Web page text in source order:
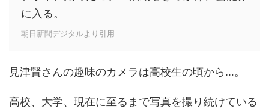
に入る。
朝日新聞デジタルより引用
見津賢さんの趣味のカメラは高校生の頃から…。
高校、大学、現在に至るまで写真を撮り続けている